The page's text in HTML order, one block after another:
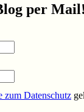
per Mail!
zum Datenschutz